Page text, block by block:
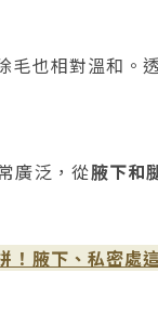
毛也相對溫和。
廣泛，從腋下和
！腋下、私密處